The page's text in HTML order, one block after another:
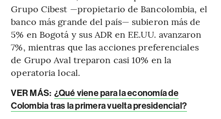
Grupo Cibest —propietario de Bancolombia, el
banco más grande del país— subieron más de
5% en Bogotá y sus ADR en EE.UU. avanzaron
7%, mientras que las acciones preferenciales
de Grupo Aval treparon casi 10% en la
operatoria local.
VER MÁS: ¿Qué viene para la economía de
Colombia tras la primera vuelta presidencial?